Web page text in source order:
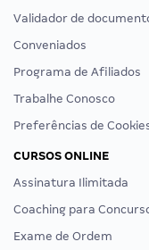
Validador de
Conveniados
Programa de Afiliados
Trabalhe Conosco
Preferências de
CURSOS ONLINE
Assinatura Ilimitada
Coaching para
Exame de Ordem